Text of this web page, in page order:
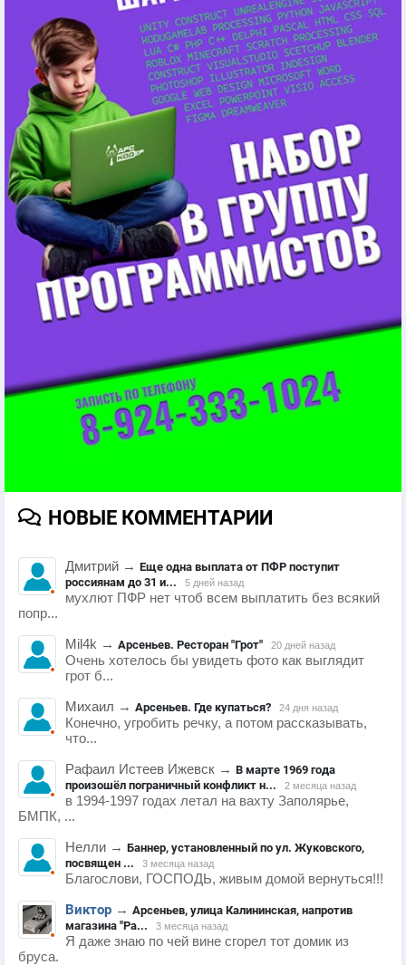
НОВЫЕ КОММЕНТАРИИ
Дмитрий → Еще одна выплата от ПФР поступит
россиянам до 31 и...
5 дней назад
мухлют ПФР нет чтоб всем выплатить без всякий
попр...
Mil4k → Арсеньев. Ресторан "Грот" 20 дней назад
Очень хотелось бы увидеть фото как выглядит
грот б...
Михаил → Арсеньев. Где купаться? 24 дня назад
Конечно, угробить речку, а потом рассказывать,
что...
Рафаил Истеев Ижевск → В марте 1969 года
произошёл пограничный конфликт н...
2 месяца назад
в 1994-1997 годах летал на вахту Заполярье,
БМПК, ...
Нелли → Баннер, установленный по ул. Жуковского,
посвящен ...
3 месяца назад
Благослови, ГОСПОДЬ, живым домой вернуться!!!
Виктор → Арсеньев, улица Калининская, напротив
магазина "Ра...
3 месяца назад
Я даже знаю по чей вине сгорел тот домик из
бруса.